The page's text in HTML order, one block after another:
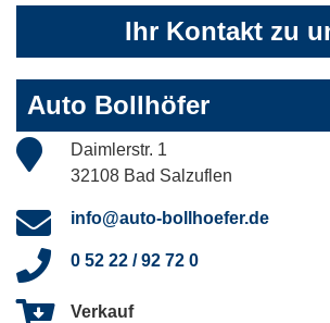
Ihr Kontakt zu
Auto Bollhöfer
Daimlerstr. 1
32108 Bad Salzuflen
info@auto-bollhoefer.de
0 52 22 / 92 72 0
Verkauf